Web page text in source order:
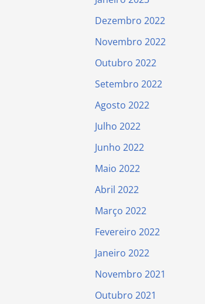
Dezembro 2022
Novembro 2022
Outubro 2022
Setembro 2022
Agosto 2022
Julho 2022
Junho 2022
Maio 2022
Abril 2022
Março 2022
Fevereiro 2022
Janeiro 2022
Novembro 2021
Outubro 2021